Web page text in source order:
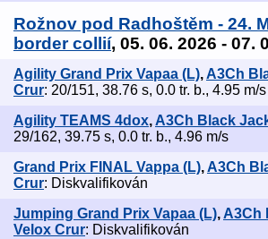
Rožnov pod Radhoštěm - 24.
border collií, 05. 06. 2026 - 07.
Agility Grand Prix Vapaa (L),A3Ch
Crur: 20/151, 38.76 s, 0.0 tr. b., 4.95 m/s
Agility TEAMS 4dox, A3Ch Black
29/162, 39.75 s, 0.0 tr. b., 4.96 m/s
Grand Prix FINAL Vappa (L),A3Ch
Crur: Diskvalifikován
Jumping Grand Prix Vapaa (L), A3Ch
Velox Crur: Diskvalifikován